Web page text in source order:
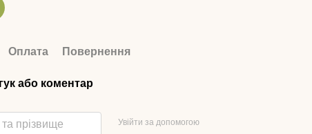
Оплата Повернення
або коментар
Увійти за допомогою